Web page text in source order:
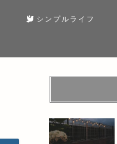
シンプルライフ